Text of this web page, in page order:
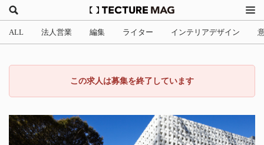
ALL 法人営業 編集 ライター インテリアデザイン
この求人は募集を終了しています